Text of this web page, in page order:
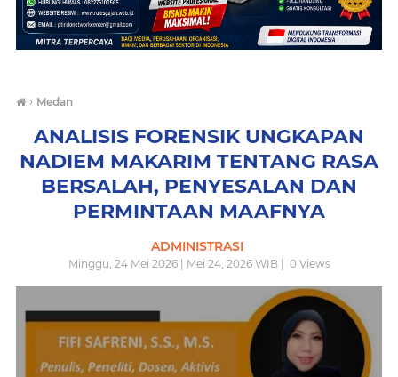
› Medan
ANALISIS FORENSIK UNGKAPAN
NADIEM MAKARIM TENTANG RASA
BERSALAH, PENYESALAN DAN
PERMINTAAN MAAFNYA
ADMINISTRASI
Minggu, 24 Mei 2026 | Mei 24, 2026 WIB | 0Views